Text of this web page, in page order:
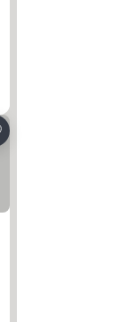
à mes favoris